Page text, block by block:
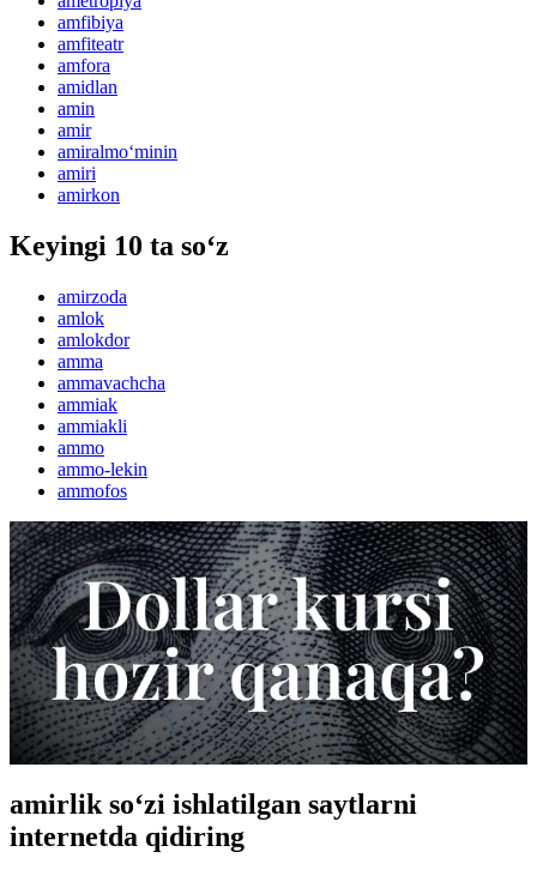
amfibiya
amfiteatr
amfora
amidlan
amin
amir
amiralmo‘minin
amiri
amirkon
Keyingi 10 ta so‘z
amirzoda
amlok
amlokdor
amma
ammavachcha
ammiak
ammiakli
ammo
ammo-lekin
ammofos
amirlik so‘zi ishlatilgan saytlarni
internetda qidiring